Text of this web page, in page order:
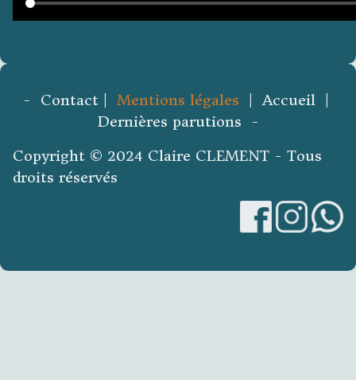
- Contact | Mentions légales | Accueil |
Dernières parutions -
Copyright © 2024 Claire CLEMENT - Tous
droits réservés